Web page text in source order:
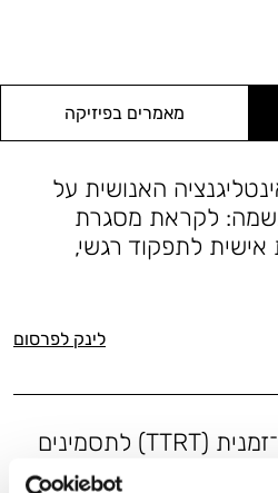
מאמרים בפיזיקה
האנושית על
לקראת מסגרת
לתפקוד רגשי,
לינק לפרסום
תרפיית רגרסיה טרנס־זמנית (TTRT) לתסמינים
חקר